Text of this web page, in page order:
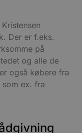
Der er f.eks.
på
og alle de
også købere fra
som ex. fra